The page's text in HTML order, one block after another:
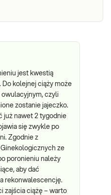
jest kwestią
Do kolejnej ciąży może
czyli
zostanie jajeczko.
już nawet 2 tygodnie
się zwykle po
Zgodnie z
ze
poronieniu należy
aby dać
rekonwalescencję.
zajścia ciążę – warto